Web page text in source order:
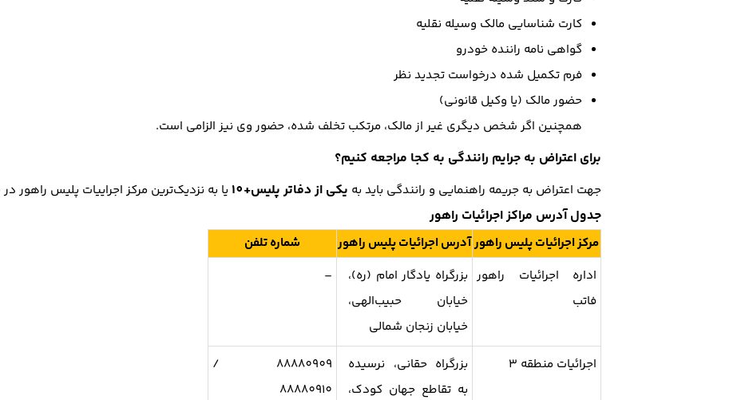
کارت شناسایی مالک وسیله نقلیه
گواهی نامه راننده خودرو
فرم تکمیل شده درخواست تجدید نظر
حضور مالک (یا وکیل قانونی)
همچنین اگر شخص دیگری غیر از مالک، مرتکب تخلف شده، حضور وی نیز الزامی است.
برای اعتراض به جرایم رانندگی به کجا مراجعه کنیم؟
جهت اعتراض به جریمه راهنمایی و رانندگی باید به یکی از دفاتر پلیس+10 یا به نزدیک‌ترین مرکز اجراییات پلیس راهور
جدول آدرس مراکز اجرائیات راهور
شماره تلفن آدرس اجرائیات پلیس راهورمرکز اجرائیات پلیس راهور
–
بزرگراه یادگار امام (ره)،
خیابان حبیب‌الهی،
خیابان زنجان شمالی
اداره اجرائیات راهور
فاتب
88880909 /
88880910
بزرگراه حقانی، نرسیده
به تقاطع جهان کودک،
اجرائیات منطقه ۳